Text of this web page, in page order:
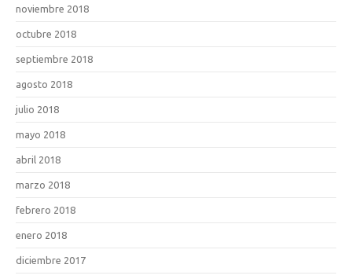
noviembre 2018
octubre 2018
septiembre 2018
agosto 2018
julio 2018
mayo 2018
abril 2018
marzo 2018
febrero 2018
enero 2018
diciembre 2017